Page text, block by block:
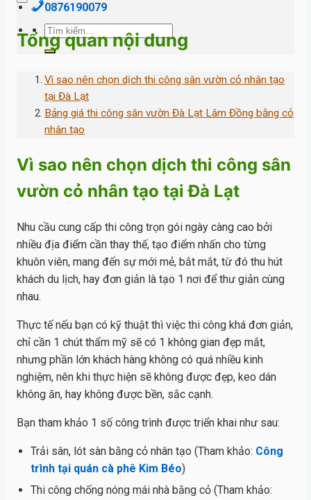
0876190079
Tìm
kiếm:
Tổng quan nội dung
Vì sao nên chọn dịch thi công sân vườn cỏ nhân tạo
tại Đà Lạt
Bảng giá thi công sân vườn Đà Lạt Lâm Đồng bằng cỏ
nhân tạo
Vì sao nên chọn dịch thi công sân
vườn cỏ nhân tạo tại Đà Lạt
Nhu cầu cung cấp thi công trọn gói ngày càng cao bởi
nhiều địa điểm cần thay thế, tạo điểm nhấn cho từng
khuôn viên, mang đến sự mới mẻ, bắt mắt, từ đó thu hút
khách du lịch, hay đơn giản là tạo 1 nơi để thư giản cùng
nhau.
Thực tế nếu bạn có kỹ thuật thì việc thi công khá đơn giản,
chỉ cần 1 chút thẩm mỹ sẽ có 1 không gian đẹp mắt,
nhưng phần lớn khách hàng không có quá nhiều kinh
nghiệm, nên khi thực hiện sẽ không được đẹp, keo dán
không ăn, hay không được bền, sắc cạnh.
Bạn tham khảo 1 số công trình được triển khai như sau:
Trải sân, lót sàn bằng cỏ nhân tạo (Tham khảo: Công
trình tại quán cà phê Kim Béo)
Thi công chống nóng mái nhà bằng cỏ (Tham khảo: